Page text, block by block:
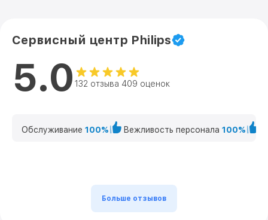
Сервисный центр Philips
5.0 132 отзыва 409 оценок
Обслуживание 100% Вежливость персонала 100%
Больше отзывов